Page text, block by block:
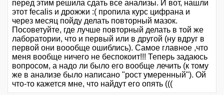
перед этим решила сдать все анализы. И вот, нашли
этот fecalis и дрожжи :( пропила курс цифрана и
через месяц пойду делать повторный мазок.
Посоветуйте, где лучше повторный делать в той же
лаборатории, что и первый или в другой (ну вдруг в
первой они воообще ошиблись). Самое главное ,что
меня вообще ничего не беспокоит!!! Теперь задаюсь
вопросом, а надо ли было его вообще лечить (к тому
же в анализе было написано "рост умеренный"). Ой
что-то кажется мне, что найдут его опять (((